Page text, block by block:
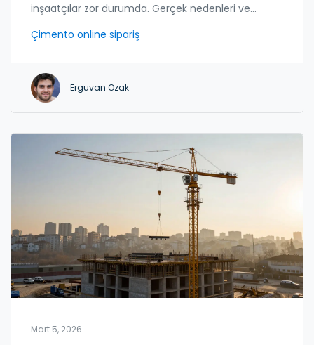
inşaatçılar zor durumda. Gerçek nedenleri ve
Çimento online sipariş
Erguvan Ozak
Mart 5, 2026